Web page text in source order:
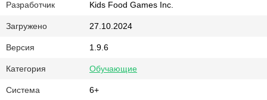
Разработчик Kids Food Games Inc.
Загружено 27.10.2024
Версия 1.9.6
Категория Обучающие
Система 6+